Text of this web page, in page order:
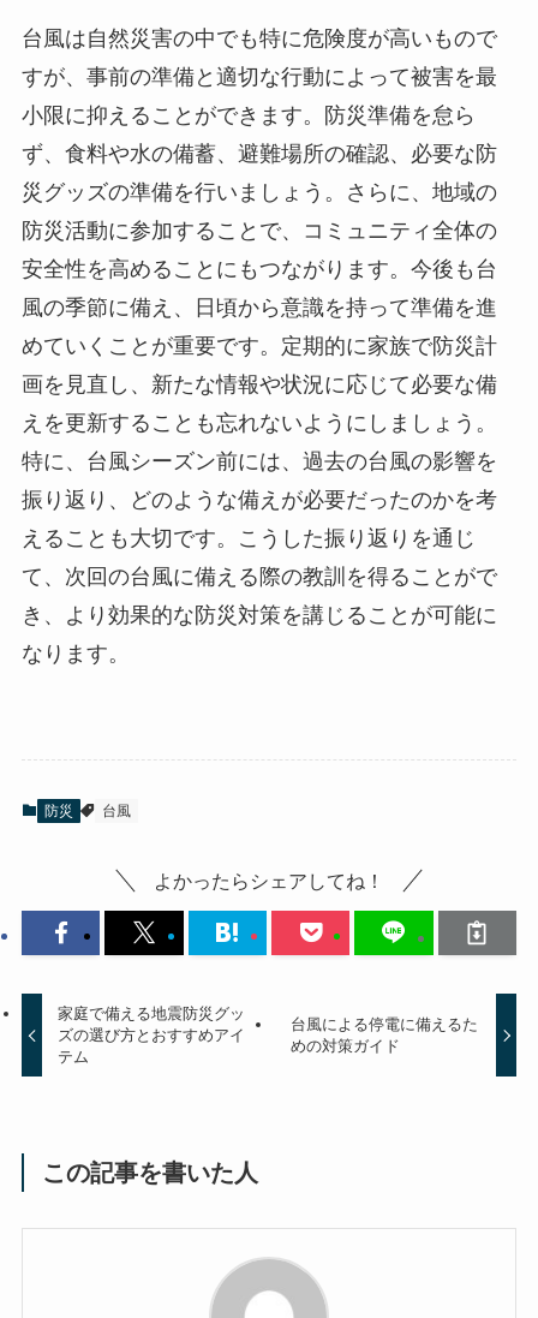
台風は自然災害の中でも特に危険度が高いもので
すが、事前の準備と適切な行動によって被害を最
小限に抑えることができます。防災準備を怠ら
ず、食料や水の備蓄、避難場所の確認、必要な防
災グッズの準備を行いましょう。さらに、地域の
防災活動に参加することで、コミュニティ全体の
安全性を高めることにもつながります。今後も台
風の季節に備え、日頃から意識を持って準備を進
めていくことが重要です。定期的に家族で防災計
画を見直し、新たな情報や状況に応じて必要な備
えを更新することも忘れないようにしましょう。
特に、台風シーズン前には、過去の台風の影響を
振り返り、どのような備えが必要だったのかを考
えることも大切です。こうした振り返りを通じ
て、次回の台風に備える際の教訓を得ることがで
き、より効果的な防災対策を講じることが可能に
なります。
防災 台風
よかったらシェアしてね！
家庭で備える地震防災グッ
ズの選び方とおすすめアイ
テム
台風による停電に備えるた
めの対策ガイド
この記事を書いた人